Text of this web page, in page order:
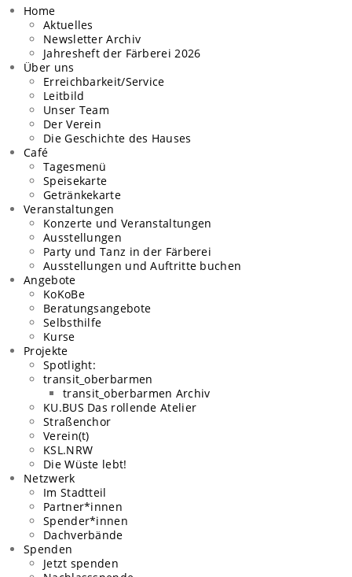
Home
Aktuelles
Newsletter Archiv
Jahresheft der Färberei 2026
Über uns
Erreichbarkeit/Service
Leitbild
Unser Team
Der Verein
Die Geschichte des Hauses
Café
Tagesmenü
Speisekarte
Getränkekarte
Veranstaltungen
Konzerte und Veranstaltungen
Ausstellungen
Party und Tanz in der Färberei
Ausstellungen und Auftritte buchen
Angebote
KoKoBe
Beratungsangebote​
Selbsthilfe
Kurse
Projekte
Spotlight:
transit_oberbarmen
transit_oberbarmen Archiv
KU.BUS Das rollende Atelier
Straßenchor
Verein(t)
KSL.NRW
Die Wüste lebt!
Netzwerk
Im Stadtteil
Partner*innen
Spender*innen
Dachverbände
Spenden
Jetzt spenden